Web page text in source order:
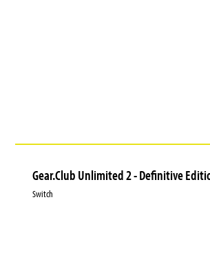
Gear.Club Unlimited 2 - Definitive
Switch